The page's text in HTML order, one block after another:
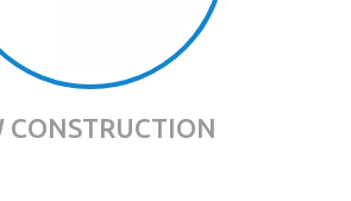
CONSTRUCTION